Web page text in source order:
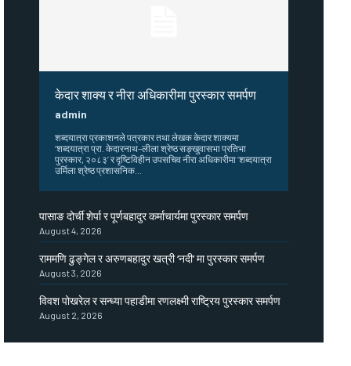
केदार शाक्य र नीरा अधिकारीमा पुरस्कार समर्पण
admin
शब्दयात्रा प्रकाशनले पत्रकार तथा लेखक केदार शाक्यमा
‘शब्दयात्रा प्रा. केदारनाथ–लीला श्रेष्ठ सङ्खुवासभा प्रतिभा
पुरस्कार, २०८३’ र दृष्टिविहीन उपसचिव नीरा अधिकारीमा ‘शब्दयात्रा
उर्मिला श्रेष्ठ प्रशासनिक...
पासाङ दोर्ची शेर्पा र पूर्णबहादुर कर्माचार्यमा पुरस्कार समर्पण
August 4, 2026
राममणि ढुङ्गेल र अरुणबहादुर खत्री ‘नदी’ मा पुरस्कार समर्पण
August 3, 2026
विवश पोखरेल र सन्ध्या पहाडीमा रणलक्ष्मी राष्ट्रिय पुरस्कार समर्पण
August 2, 2026